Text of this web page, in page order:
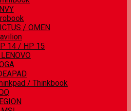
/ OMEN
14 / HP 15
/ Thinkbook